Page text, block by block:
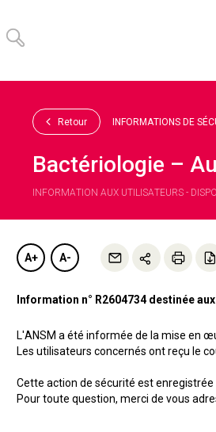
Retour INFORMATIONS DE
Bactériologie –
INFORMATION AUX UTILISATEURS -
A+ A-
Information n° R2604734 destinée
L'ANSM a été informée de la mise en
Les utilisateurs concernés ont reçu le
Cette action de sécurité est enregistrée
Pour toute question, merci de vous